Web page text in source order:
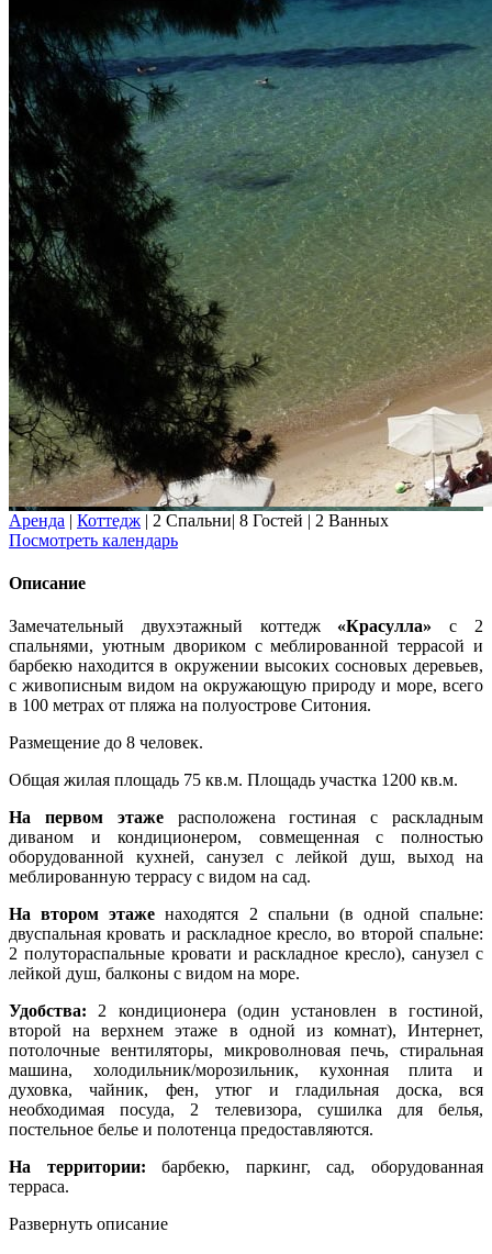
Аренда | Коттедж | 2 Спальни| 8 Гостей | 2 Ванных
Посмотреть календарь
Описание
Замечательный двухэтажный коттедж «Красулла» с 2
спальнями, уютным двориком с меблированной террасой и
барбекю находится в окружении высоких сосновых деревьев,
с живописным видом на окружающую природу и море, всего
в 100 метрах от пляжа на полуострове Ситония.
Размещение до 8 человек.
Общая жилая площадь 75 кв.м. Площадь участка 1200 кв.м.
На первом этажерасположена гостиная с раскладным
диваном и кондиционером, совмещенная с полностью
оборудованной кухней, санузел с лейкой душ, выход на
меблированную террасу с видом на сад.
На втором этаже находятся 2 спальни (в одной спальне:
двуспальная кровать и раскладное кресло, во второй спальне:
2 полутораспальные кровати и раскладное кресло), санузел с
лейкой душ, балконы с видом на море.
Удобства:2 кондиционера (один установлен в гостиной,
второй на верхнем этаже в одной из комнат), Интернет,
потолочные вентиляторы, микроволновая печь, стиральная
машина, холодильник/морозильник, кухонная плита и
духовка, чайник, фен, утюг и гладильная доска, вся
необходимая посуда, 2 телевизора, сушилка для белья,
постельное белье и полотенца предоставляются.
На территории: барбекю, паркинг, сад, оборудованная
терраса.
Развернуть описание